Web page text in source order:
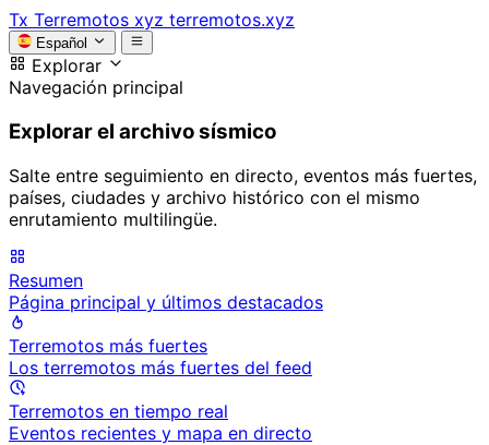
Tx Terremotos xyz terremotos.xyz
Español
Explorar
Navegación principal
Explorar el archivo sísmico
Salte entre seguimiento en directo, eventos más fuertes,
países, ciudades y archivo histórico con el mismo
enrutamiento multilingüe.
Resumen
Página principal y últimos destacados
Terremotos más fuertes
Los terremotos más fuertes del feed
Terremotos en tiempo real
Eventos recientes y mapa en directo